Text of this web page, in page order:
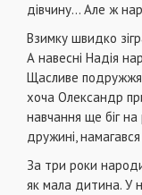
дівчину… Але ж
Взимку швидко
А навесні Надія
Щасливе подружжя
хоча Олександр
навчання ще біг
дружині,
За три роки
як мала дитина. У